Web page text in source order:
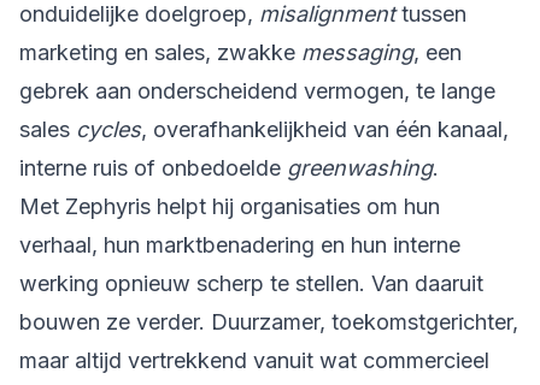
onduidelijke doelgroep, misalignmenttussen
marketing en sales, zwakke messaging, een
gebrek aan onderscheidend vermogen, te lange
sales cycles, overafhankelijkheid van één kanaal,
interne ruis of onbedoelde greenwashing.
Met Zephyris helpt hij organisaties om hun
verhaal, hun marktbenadering en hun interne
werking opnieuw scherp te stellen. Van daaruit
bouwen ze verder. Duurzamer, toekomstgerichter,
maar altijd vertrekkend vanuit wat commercieel